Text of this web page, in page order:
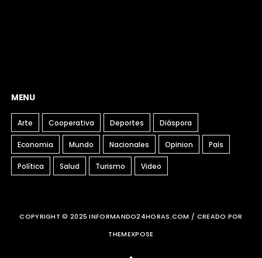
MENU
Arte Cooperativa Deportes Diáspora
Economia Mundo Nacionales Opinion País
Política Salud Turismo Video
COPYRIGHT © 2025 INFORMANDO24HORAS.COM / CREADO POR
THEMEXPOSE